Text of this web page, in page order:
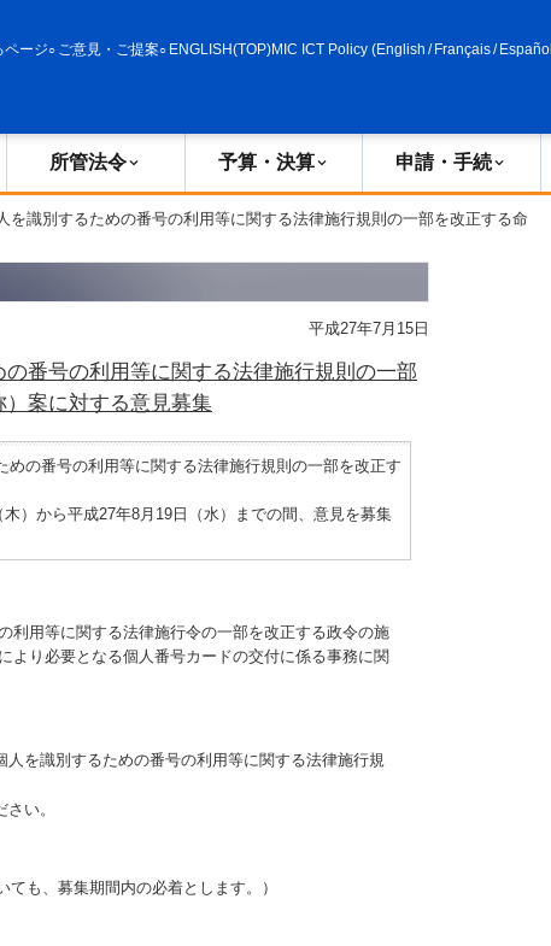
ページ ご意見・ご提案 ENGLISH(TOP)MIC ICT Policy (English / Français/ Español
所管法令 予算・決算 申請・手続
を識別するための番号の利用等に関する法律施行規則の一部を改正する命
平成27年7月15日
番号の利用等に関する法律施行規則の一部
案に対する意見募集
の番号の利用等に関する法律施行規則の一部を改正す
）から平成27年8月19日（水）までの間、意見を募集
用等に関する法律施行令の一部を改正する政令の施
より必要となる個人番号カードの交付に係る事務に関
人を識別するための番号の利用等に関する法律施行規
い。
も、募集期間内の必着とします。）